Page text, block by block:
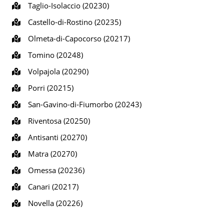
Taglio-Isolaccio (20230)
Castello-di-Rostino (20235)
Olmeta-di-Capocorso (20217)
Tomino (20248)
Volpajola (20290)
Porri (20215)
San-Gavino-di-Fiumorbo (20243)
Riventosa (20250)
Antisanti (20270)
Matra (20270)
Omessa (20236)
Canari (20217)
Novella (20226)